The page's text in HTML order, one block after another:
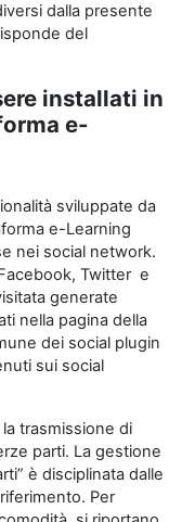
dalla presente
del
installati in
e-
sviluppate da
e-Learning
nei social network.
Twitter e
generate
nella pagina della
dei social plugin
sui social
trasmissione di
parti. La gestione
è disciplinata dalle
Per